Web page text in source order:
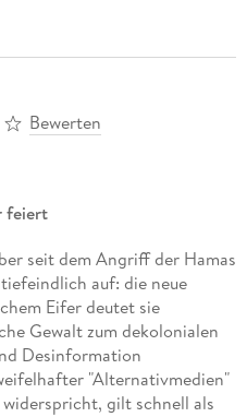
Bewerten
feiert
seit dem Angriff der Hamas
auf: die neue
Eifer deutet sie
Gewalt zum dekolonialen
Desinformation
"Alternativmedien"
gilt schnell als